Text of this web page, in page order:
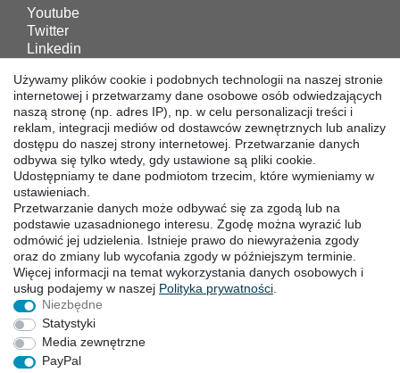
Youtube
Twitter
Linkedin
Instagram
POBIERANIA
Katalogi
Technika
Certyfikaty
Badanie
Promocja
SIEDZIBY
Prawo do sodstąpienia
Używamy plików cookie i podobnych technologii na naszej stronie
internetowej i przetwarzamy dane osobowe osób odwiedzających
naszą stronę (np. adres IP), np. w celu personalizacji treści i
reklam, integracji mediów od dostawców zewnętrznych lub analizy
dostępu do naszej strony internetowej. Przetwarzanie danych
odbywa się tylko wtedy, gdy ustawione są pliki cookie.
Udostępniamy te dane podmiotom trzecim, które wymieniamy w
ustawieniach.
Przetwarzanie danych może odbywać się za zgodą lub na
podstawie uzasadnionego interesu. Zgodę można wyrazić lub
odmówić jej udzielenia. Istnieje prawo do niewyrażenia zgody
oraz do zmiany lub wycofania zgody w późniejszym terminie.
Więcej informacji na temat wykorzystania danych osobowych i
usług podajemy w naszej Polityka ­prywatności
Niezbędne
Statystyki
Media zewnętrzne
PayPal